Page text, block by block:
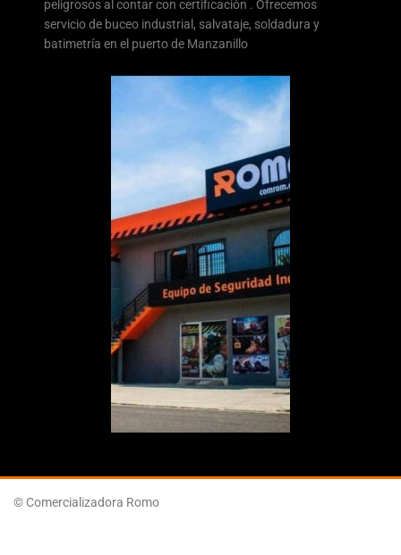
peligrosos al contar con certificación . Ofrecemos
servicio de buceo industrial, salvataje, soldadura y
batimetría en el puerto de Manzanillo
© Comercializadora Romo